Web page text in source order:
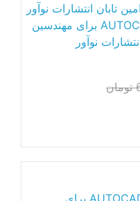
آموزش کاربردی AUTOCAD MEP برای مهندسین
نوآور